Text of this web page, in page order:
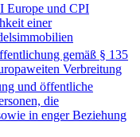
Europe und CPI
einer
gemäß § 135
Verbreitung
und öffentliche
die
in enger Beziehung